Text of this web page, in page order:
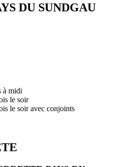
DU SUNDGAU
à midi
le soir
le soir avec conjoints